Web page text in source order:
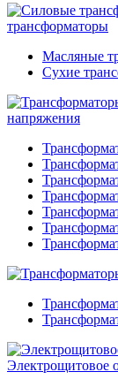
трансформаторы
Масляные
Сухие
напряжения
Электрощитовое